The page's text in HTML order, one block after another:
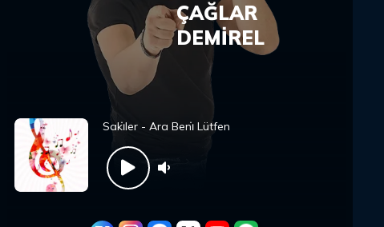
ÇAĞLAR
DEMİREL
Saki̇ler - Ara Beni̇ Lütfen